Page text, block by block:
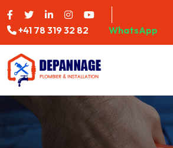
+41 78 319 32 82 WhatsApp